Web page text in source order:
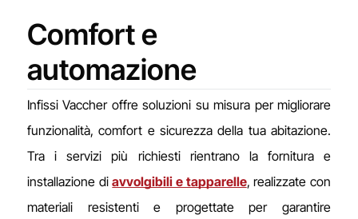
Infissi Vaccher offre soluzioni su misura per migliorare
funzionalità, comfort e sicurezza della tua abitazione.
Tra i servizi più richiesti rientrano la fornitura e
installazione di avvolgibili e tapparelle, realizzate con
materiali resistenti e progettate per garantire
Comfort e
automazione